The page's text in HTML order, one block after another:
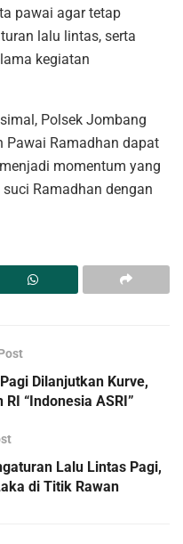
pawai agar tetap
lalu lintas, serta
kegiatan
Polsek Jombang
Pawai Ramadhan dapat
momentum yang
Ramadhan dengan
Dilanjutkan Kurve,
“Indonesia ASRI”
Lalu Lintas Pagi,
di Titik Rawan